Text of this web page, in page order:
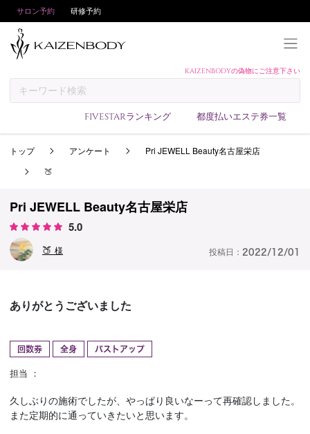
サロン予約 研修予約
KAIZENBODYの偽物にご注意下さい
FIVESTARランキング 都度払いエステ券一覧
予約方法
サロンランキング
アンケート
トップ アンケート
Pri JEWELL Beauty名古屋栄店
🍑
Pri JEWELL Beauty名古屋栄店
5.0
🍑 様 投稿日： 2022/12/01
ありがとうございました
回数券 全身 バストアップ
担当 ：
久しぶりの施術でしたが、やっぱり良いなーって再確認しました。
また定期的に通っていきたいと思います。